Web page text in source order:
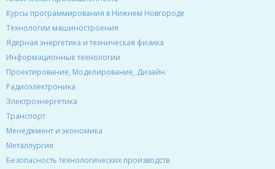
Курсы программирования в Нижнем Новгороде
Технологии машиностроения
Ядерная энергетика и техническая физика
Информационные технологии
Проектирование, Моделирование, Дизайн
Радиоэлектроника
Электроэнергетика
Транспорт
Менеджмент и экономика
Металлургия
Безопасность технологических производств